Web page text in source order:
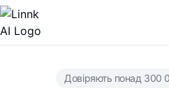
Довіряють понад 300